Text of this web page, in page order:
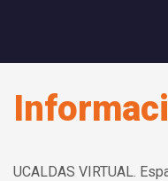
UCALDAS VIRTUAL.